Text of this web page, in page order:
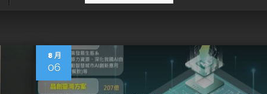
a
8 月
06